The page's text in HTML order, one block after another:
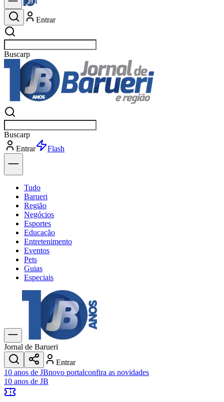
Entrar
Buscarnotíci
Buscarnotíci
Entrar
Explorar
Tudo
Barueri
Região
Negócios
Esportes
Educação
Entretenimento
Eventos
Pets
Guias
Especiais
Explore Tudo
Últimas Notícias
Previsão do Tempo
Trânsito e Rotas
Dia a Dia & Lazer
Transportes
Gastronomia
Cinema & Shows
JogosNovo
Jornal de Barueri
Entrar
10 anos de JBnovo portalconfira as novidades
10 anos de JB